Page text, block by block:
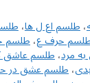
،طلسم اع ل ها،
حرف ع،طلسم
مرد،طلسم عاشق
،طلسم عشق در